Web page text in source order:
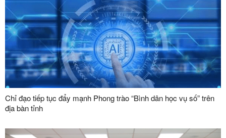
Chỉ đạo tiếp tục đẩy mạnh Phong trào “Bình dân học vụ số” trên
địa bàn tỉnh